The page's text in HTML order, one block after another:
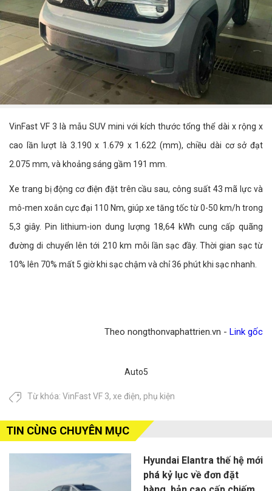
VinFast VF 3 là mẫu SUV mini với kích thước tổng thể dài x rộng x
cao lần lượt là 3.190 x 1.679 x 1.622 (mm), chiều dài cơ sở đạt
2.075 mm, và khoảng sáng gầm 191 mm.
Xe trang bị động cơ điện đặt trên cầu sau, công suất 43 mã lực và
mô-men xoắn cực đại 110 Nm, giúp xe tăng tốc từ 0-50 km/h trong
5,3 giây. Pin lithium-ion dung lượng 18,64 kWh cung cấp quãng
đường di chuyển lên tới 210 km mỗi lần sạc đầy. Thời gian sạc từ
10% lên 70% mất 5 giờ khi sạc chậm và chỉ 36 phút khi sạc nhanh.
Theo nongthonvaphattrien.vn - Link gốc
Auto5
Từ khóa: VinFast VF 3, xe điện, phụ kiện
TIN CÙNG CHUYÊN MỤC
Hyundai Elantra thế hệ mới
phá kỷ lục về đơn đặt